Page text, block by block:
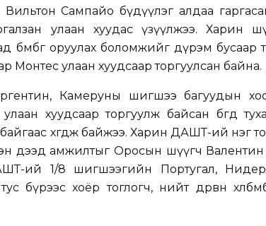
Сампайо бүдүүлэг алдаа
улаан хуудас үзүүлжээ. Харин
бөмбөг оруулах боломжийг дүрэм бусаар
Монтес улаан хуудсаар торгуулсан байна.
Камеруны шигшээ багуудын
хуудсаар торгуулж байсан бөгөөд
хөөгдөж байжээ. Харин ДАШТ-ий нэг
дээд амжилтыг Оросын шүүгч
ий 1/8 шигшээгийн Португал,
бүрээс хоёр тоглогч, нийт дөрвөн